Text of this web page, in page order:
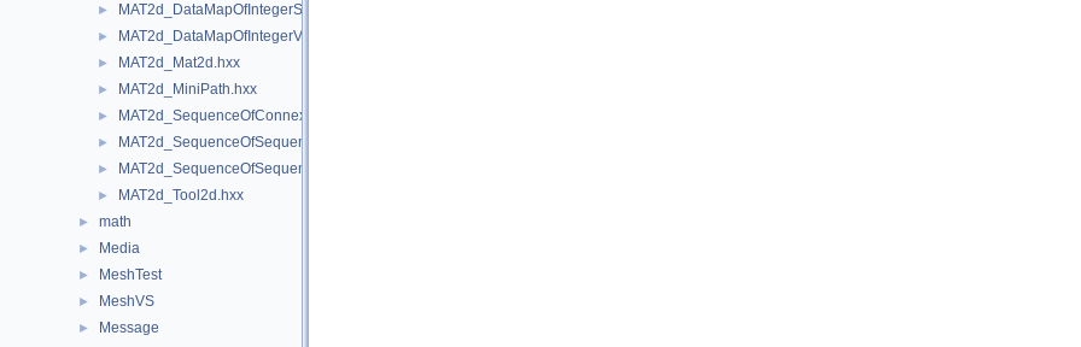
► MAT2d_DataMapOfIntegerSequenceOfConnexion.hxx
► MAT2d_DataMapOfIntegerVec2d.hxx
► MAT2d_Mat2d.hxx
► MAT2d_MiniPath.hxx
► MAT2d_SequenceOfConnexion.hxx
► MAT2d_SequenceOfSequenceOfCurve.hxx
► MAT2d_SequenceOfSequenceOfGeometry.hxx
► MAT2d_Tool2d.hxx
► math
► Media
► MeshTest
► MeshVS
►
Message